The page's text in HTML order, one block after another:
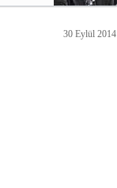
30 Eylül 2014